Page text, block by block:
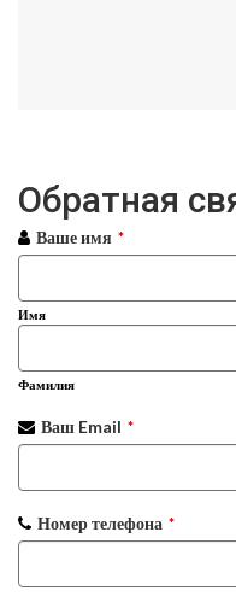
Обратная
Ваше имя *
Имя
Фамилия
Ваш Email *
Номер телефона *